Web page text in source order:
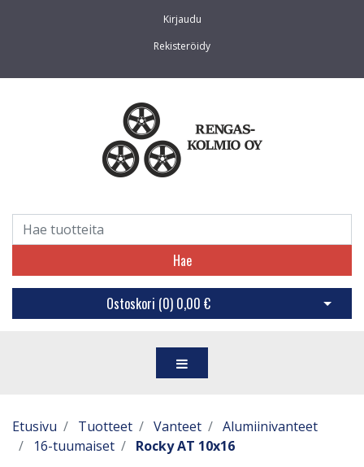
Kirjaudu
Rekisteröidy
Hae
Ostoskori (0) 0,00 € Avaa
Etusivu Tuotteet Vanteet
Alumiinivanteet
16-tuumaiset
Rocky AT 10x16